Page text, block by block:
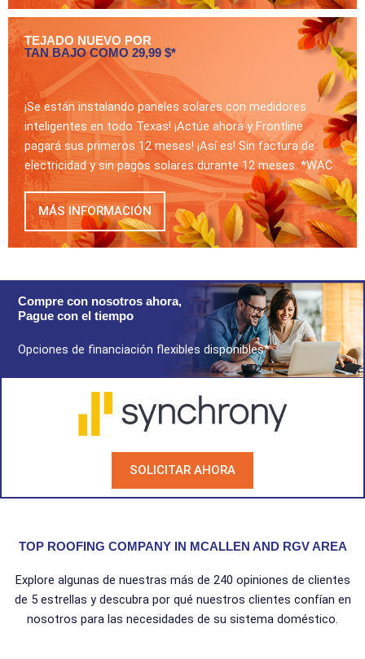
TEJADO NUEVO POR
TAN BAJO COMO 29,99 $*
¡Se están instalando paneles solares con medidores
inteligentes en todo Texas! ¡Actúe ahora y Frontline
pagará sus primeros 12 meses! ¡Así es! Sin factura de
electricidad y sin pagos solares durante 12 meses. *WAC
MÁS INFORMACIÓN
Compre con nosotros ahora,
Pague con el tiempo
Opciones de financiación flexibles disponibles*
SOLICITAR AHORA
TOP ROOFING COMPANY IN MCALLEN AND RGV AREA
Explore algunas de nuestras más de 240 opiniones de clientes
de 5 estrellas y descubra por qué nuestros clientes confían en
nosotros para las necesidades de su sistema doméstico.